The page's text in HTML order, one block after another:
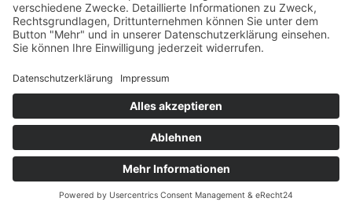
Barrierefreiheitserklärung
Medienhinweis EMFA
Cookie-Einstellungen
© Nationalpark Hohe Tauern. All rights reserved.Website by
MO.